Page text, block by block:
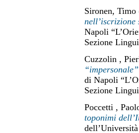
Sironen, Timo
nell’iscrizione
Napoli
Sezione
Cuzzolin ,
di Napoli
Sezione
Poccetti ,
toponimi